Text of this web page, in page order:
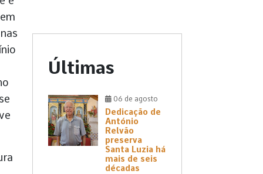
Últimas
06 de agosto
Dedicação de
António
Relvão
preserva
Santa Luzia há
mais de seis
décadas